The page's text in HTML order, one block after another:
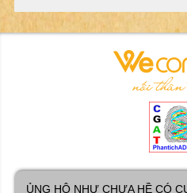
ỦNG HỘ NHƯ CHƯA HỀ CÓ